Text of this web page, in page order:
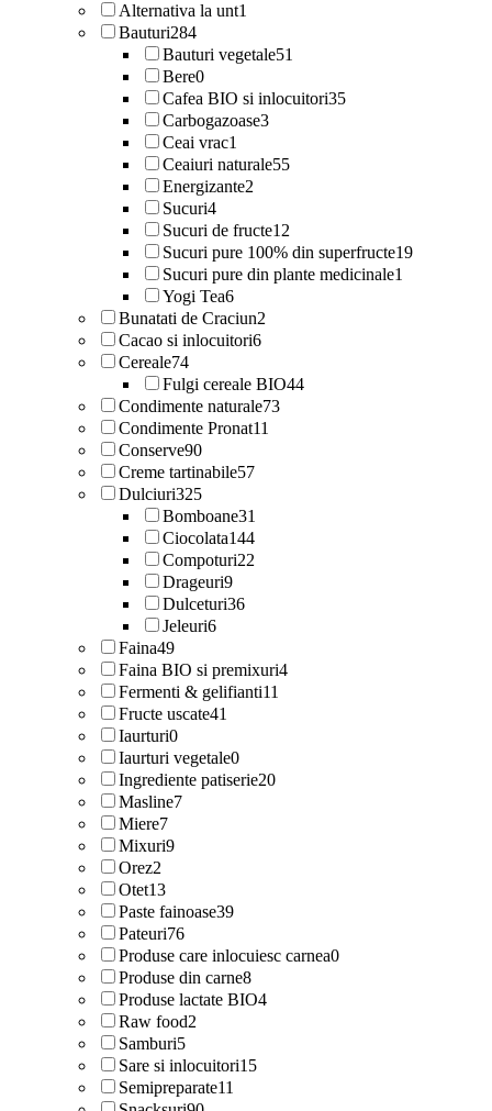
Alternativa la unt1
Bauturi284
Bauturi vegetale51
Bere0
Cafea BIO si inlocuitori35
Carbogazoase3
Ceai vrac1
Ceaiuri naturale55
Energizante2
Sucuri4
Sucuri de fructe12
Sucuri pure 100% din superfructe19
Sucuri pure din plante medicinale1
Yogi Tea6
Bunatati de Craciun2
Cacao si inlocuitori6
Cereale74
Fulgi cereale BIO44
Condimente naturale73
Condimente Pronat11
Conserve90
Creme tartinabile57
Dulciuri325
Bomboane31
Ciocolata144
Compoturi22
Drageuri9
Dulceturi36
Jeleuri6
Faina49
Faina BIO si premixuri4
Fermenti & gelifianti11
Fructe uscate41
Iaurturi0
Iaurturi vegetale0
Ingrediente patiserie20
Masline7
Miere7
Mixuri9
Orez2
Otet13
Paste fainoase39
Pateuri76
Produse care inlocuiesc carnea0
Produse din carne8
Produse lactate BIO4
Raw food2
Samburi5
Sare si inlocuitori15
Semipreparate11